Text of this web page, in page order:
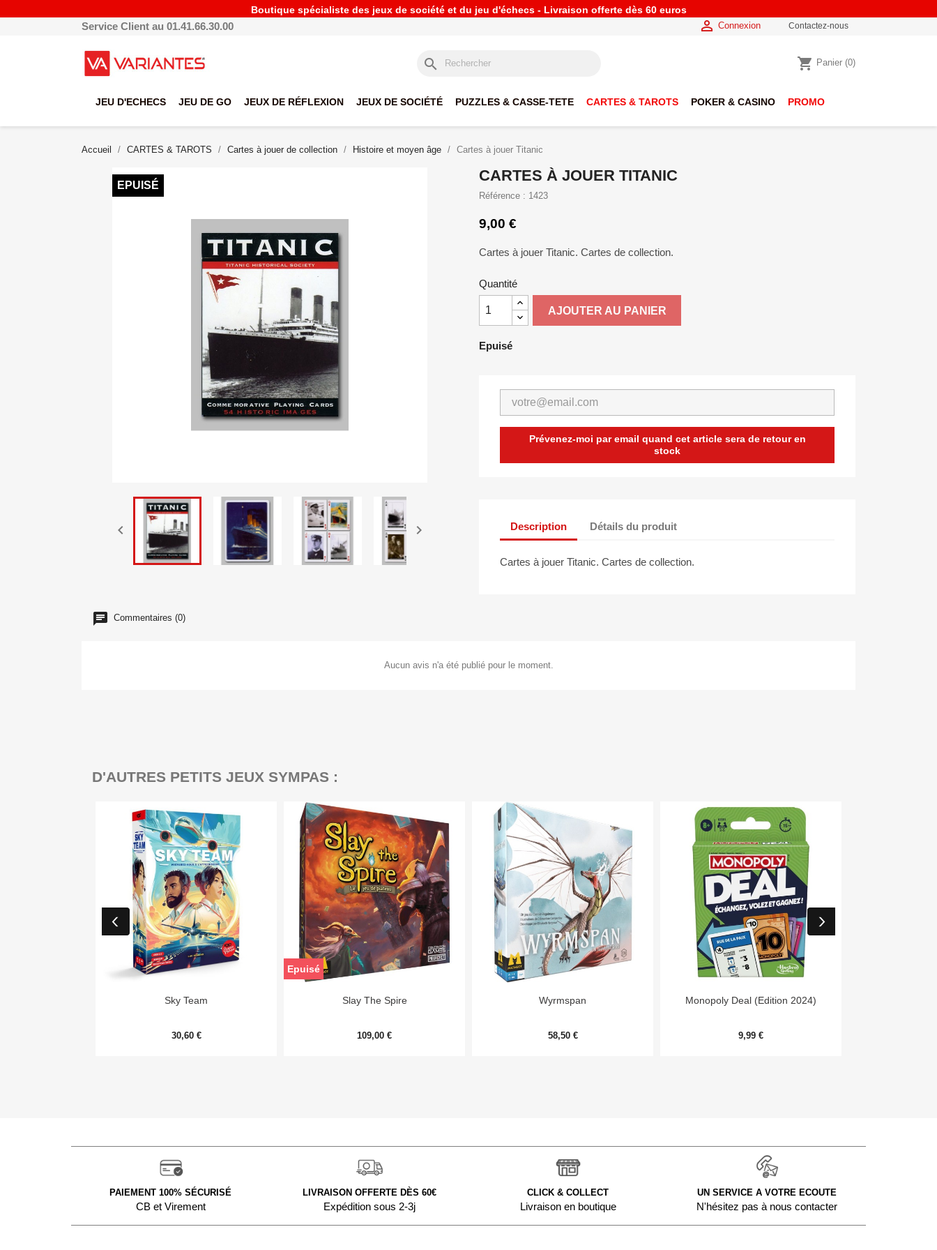
Boutique spécialiste des jeux de société et du jeu d'échecs - Livraison offerte dès 60 euros
Service Client au 01.41.66.30.00  Connexion Contactez-nous
search shopping_cart Panier (0)
JEU D'ECHECS JEU DE GO JEUX DE RÉFLEXION JEUX DE SOCIÉTÉ PUZZLES & CASSE-TETE CARTES & TAROTS POKER & CASINO PROMO
Accueil CARTES & TAROTS Cartes à jouer de collection Histoire et moyen âge Cartes à jouer Titanic
EPUISÉ
 
CARTES À JOUER TITANIC
Référence : 1423
9,00 €
Cartes à jouer Titanic. Cartes de collection.
Quantité
AJOUTER AU PANIER
Epuisé
Prévenez-moi par email quand cet article sera de retour en
stock
Description Détails du produit
Cartes à jouer Titanic. Cartes de collection.
Commentaires (0)
Aucun avis n'a été publié pour le moment.
D'AUTRES PETITS JEUX SYMPAS :
Aperçu rapide
Sky Team
30,60 €
Aperçu rapide
Slay The Spire
109,00 €
Epuisé
Aperçu rapide
Wyrmspan
58,50 €
Aperçu rapide
Monopoly Deal (Edition 2024)
9,99 €
PAIEMENT 100% SÉCURISÉ
CB et Virement
LIVRAISON OFFERTE DÈS 60€
Expédition sous 2-3j
CLICK & COLLECT
Livraison en boutique
UN SERVICE A VOTRE ECOUTE
N'hésitez pas à nous contacter